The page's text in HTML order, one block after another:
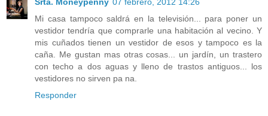
Mi casa tampoco saldrá en la televisión... para poner un
vestidor tendría que comprarle una habitación al vecino. Y
mis cuñados tienen un vestidor de esos y tampoco es la
caña. Me gustan mas otras cosas... un jardín, un trastero
con techo a dos aguas y lleno de trastos antiguos... los
vestidores no sirven pa na.
Responder